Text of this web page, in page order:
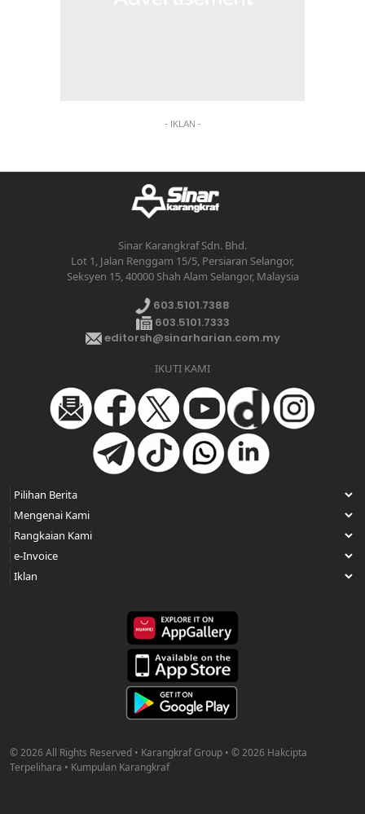
- IKLAN -
Sinar Karangkraf Sdn. Bhd.
Lot 1, Jalan Renggam 15/5, Persiaran Selangor,
Seksyen 15, 40000 Shah Alam Selangor, Malaysia
603.5101.7388
603.5101.7333
editorsh@sinarharian.com.my
IKUTI KAMI
© 2026 All Rights Reserved • Karangkraf Group • © 2026 Hakcipta
Terpelihara • Kumpulan Karangkraf